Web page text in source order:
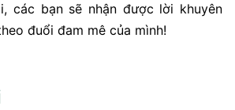
các bạn sẽ nhận được lời khuyên
đuổi đam mê của mình!